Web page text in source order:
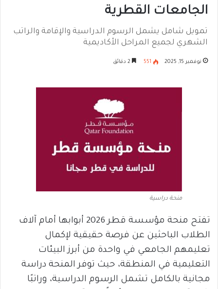
الجامعات القطرية
تمويل شامل يشمل الرسوم الدراسية والإقامة والراتب
الشهري لجميع المراحل الأكاديمية
نوفمبر 15, 2025 551
منحة دراسية
تفتح منحة مؤسسة قطر 2026 أبوابها أمام آلاف
الطلاب الباحثين عن فرصة حقيقية لإكمال
تعليمهم الجامعي في واحدة من أبرز البيئات
التعليمية في المنطقة، حيث توفر المنحة دراسة
مجانية بالكامل تشمل الرسوم الدراسية، وراتبًا